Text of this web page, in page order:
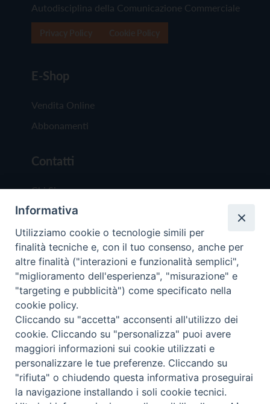
Autodisciplina della Comunicazione Commerciale
E-Shop
Vendita Online
Abbonamenti
Contatti
Chi Siamo
Redazione
Scrivici
Copyright © 2019 - Tutti i diritti riservati - Vita
Trentina Editrice
Privacy Policy
Torna
Informativa
Utilizziamo cookie o tecnologie simili per
finalità tecniche e, con il tuo consenso, anche per
altre finalità ("interazioni e funzionalità semplici",
"miglioramento dell'esperienza", "misurazione" e
"targeting e pubblicità") come specificato nella
cookie policy.
Cliccando su "accetta" acconsenti all'utilizzo dei
cookie. Cliccando su "personalizza" puoi avere
maggiori informazioni sui cookie utilizzati e
personalizzare le tue preferenze. Cliccando su
"rifiuta" o chiudendo questa informativa proseguirai
la navigazione installando i soli cookie tecnici.